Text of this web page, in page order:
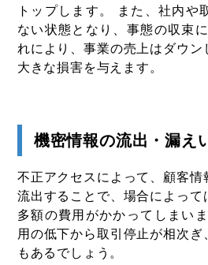
トップします。 また、社内や
ない状態となり、事態の収束
れにより、事業の売上はダウン
大きな損害を与えます。
機密情報の流出・漏え
不正アクセスによって、顧客情
流出することで、場合によって
多額の費用がかかってしまい
用の低下から取引停止が相次ぎ
もあるでしょう。